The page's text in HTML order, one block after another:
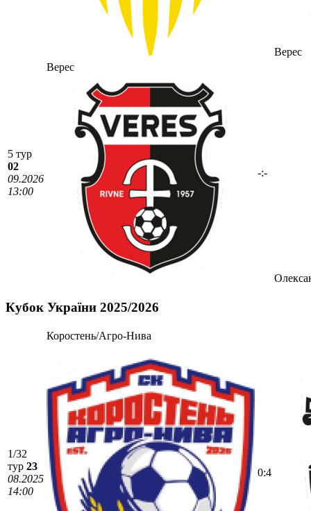
Верес
5 тур
02
09.2026
13:00
Верес
-:-
Кубок України 2025/2026
1/32
тур 23
08.2025
14:00
Коростень/Агро-Нива
0:4